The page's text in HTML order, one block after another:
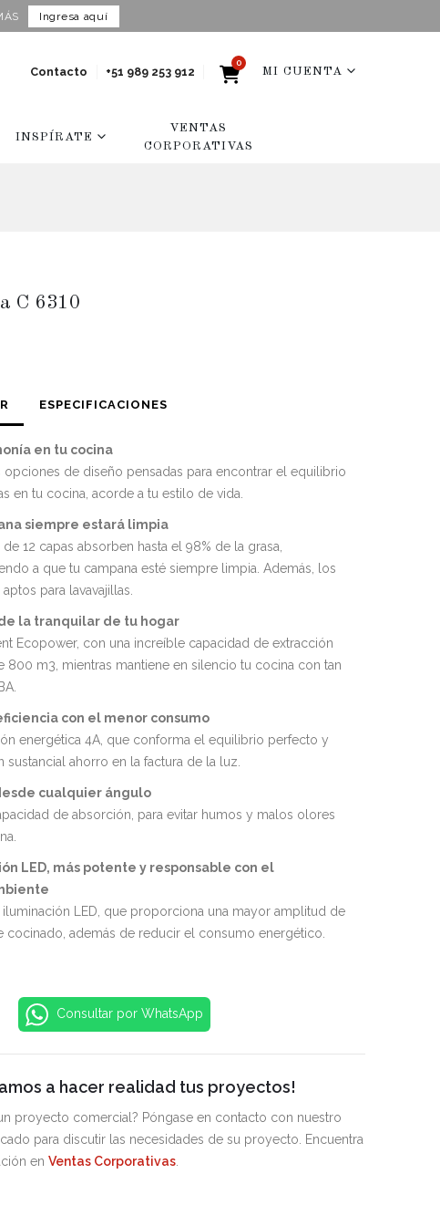
Ingresa aquí
Contacto +51 989 253 912
0
MI CUENTA
INSPÍRATE
VENTAS
CORPORATIVAS
C 6310
ESPECIFICACIONES
en tu cocina
opciones de diseño pensadas para encontrar el equilibrio
en tu cocina, acorde a tu estilo de vida.
siempre estará limpia
de 12 capas absorben hasta el 98% de la grasa,
a que tu campana esté siempre limpia. Además, los
para lavavajillas.
la tranquilar de tu hogar
Ecopower, con una increíble capacidad de extracción
800 m3, mientras mantiene en silencio tu cocina con tan
con el menor consumo
energética 4A, que conforma el equilibrio perfecto y
sustancial ahorro en la factura de la luz.
cualquier ángulo
de absorción, para evitar humos y malos olores
LED, más potente y responsable con el
iluminación LED, que proporciona una mayor amplitud de
cocinado, además de reducir el consumo energético.
Consultar por WhatsApp
a hacer realidad tus proyectos!
proyecto comercial? Póngase en contacto con nuestro
para discutir las necesidades de su proyecto. Encuentra
en Ventas Corporativas.